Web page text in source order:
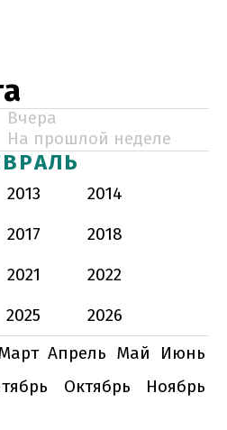
Вчера
На прошлой неделе
2013
2014
2017
2018
2021
2022
2025
2026
Апрель Май
Июнь
Октябрь
Ноябрь